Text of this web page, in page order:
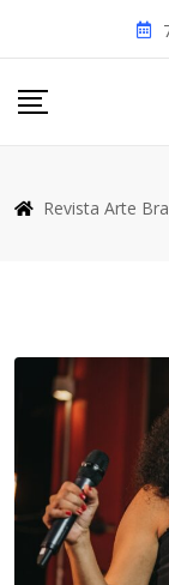
Revista Arte